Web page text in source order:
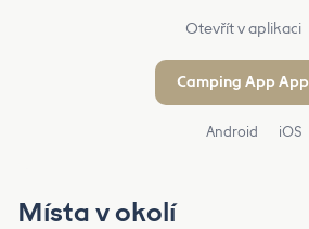
Otevřít v aplikaci
Camping App App
Android iOS
Místa v okolí